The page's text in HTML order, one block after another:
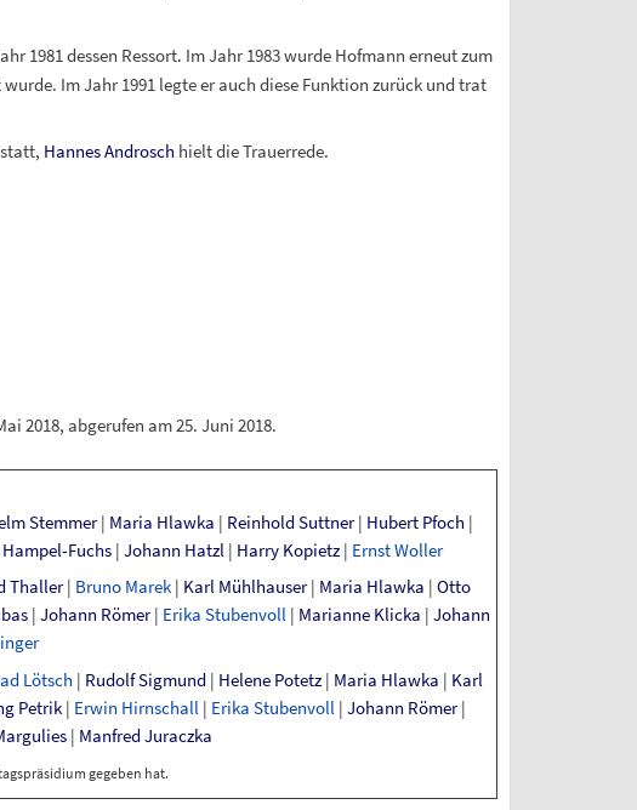
1981 dessen Ressort. Im Jahr 1983 wurde Hofmann erneut zum
Im Jahr 1991 legte er auch diese Funktion zurück und trat
Hannes Androsch hielt die Trauerrede.
2018, abgerufen am 25. Juni 2018.
Stemmer | Maria Hlawka | Reinhold Suttner | Hubert Pfoch |
Fuchs | Johann Hatzl | Harry Kopietz | Ernst Woller
Thaller | Bruno Marek | Karl Mühlhauser | Maria Hlawka | Otto
| Johann Römer | Erika Stubenvoll | Marianne Klicka | Johann
Lötsch | Rudolf Sigmund | Helene Potetz | Maria Hlawka | Karl
Petrik | Erwin Hirnschall | Erika Stubenvoll | Johann Römer |
| Manfred Juraczka
gegeben hat.